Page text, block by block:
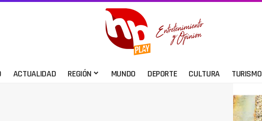
ACTUALIDAD REGIÓN MUNDO DEPORTE CULTURA TURISMO